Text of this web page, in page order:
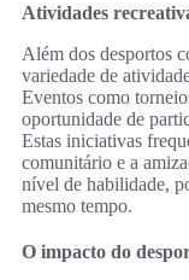
Atividades
Além dos desportos
variedade de
Eventos como
oportunidade de
Estas iniciativas
comunitário e a
nível de habilidade,
mesmo tempo.
O impacto do